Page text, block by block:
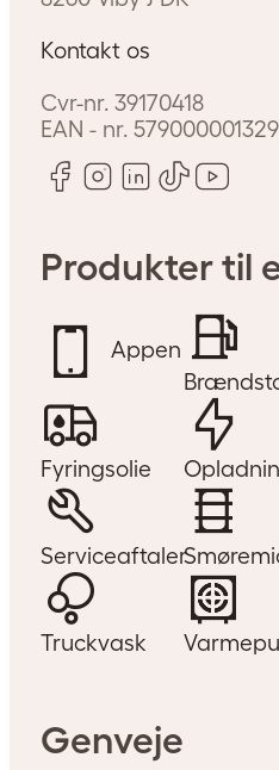
Kontakt os
Cvr-nr. 39170418
EAN - nr.
Produkter til
Appen
Fyringsolie
Serviceaftaler
Truckvask
Genveje